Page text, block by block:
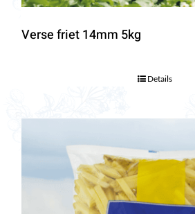
Verse friet 14mm 5kg
Details